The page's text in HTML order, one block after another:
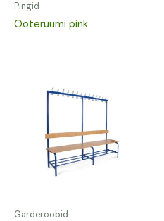
Pingid
Ooteruumi pink
Garderoobid